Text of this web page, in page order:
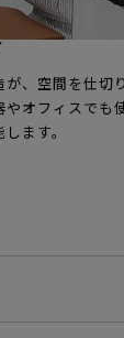
、空間を仕切
オフィスでも
ます。